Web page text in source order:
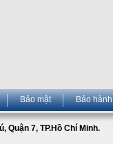
Bảo mật Bảo hành
Quận 7, TP.Hồ Chí Minh.